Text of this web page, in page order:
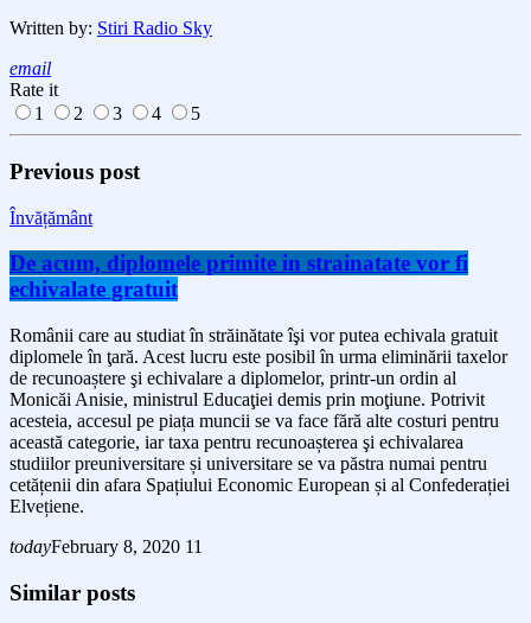
Written by: Stiri Radio Sky
email
Rate it
1
2 3 4 5
Previous post
Învățământ
De acum, diplomele primite in strainatate vor fi
echivalate gratuit
Românii care au studiat în străinătate îşi vor putea echivala gratuit
diplomele în ţară. Acest lucru este posibil în urma eliminării taxelor
de recunoaștere şi echivalare a diplomelor, printr-un ordin al
Monicăi Anisie, ministrul Educaţiei demis prin moţiune. Potrivit
acesteia, accesul pe piața muncii se va face fără alte costuri pentru
această categorie, iar taxa pentru recunoașterea şi echivalarea
studiilor preuniversitare și universitare se va păstra numai pentru
cetățenii din afara Spațiului Economic European și al Confederației
Elvețiene.
todayFebruary 8, 2020 11
Similar posts